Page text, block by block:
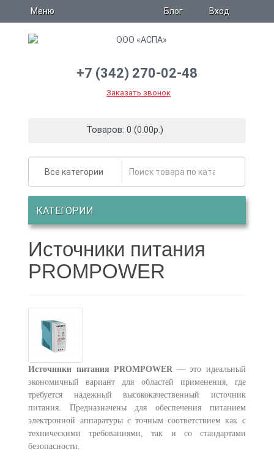
Блог Вход
Меню
+7 (342) 270-02-48
Заказать звонок
Товаров: 0 (0.00р.)
Все категории
КАТЕГОРИИ
Источники питания
PROMPOWER
Источники питания PROMPOWER— это идеальный
экономичный вариант для областей применения, где
требуется надежный высококачественный источник
питания. Предназначены для обеспечения питанием
электронной аппаратуры с точным соответствием как с
техническими требованиями, так и со стандартами
безопасности.